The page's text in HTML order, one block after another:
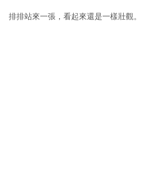
排排站來一張，看起來還是一樣壯觀。